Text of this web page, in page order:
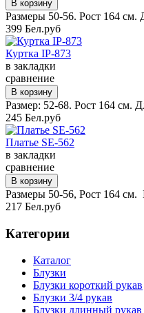
Размеры 50-56. Рост 164
399 Бел.руб
Куртка IP-873
в закладки
сравнение
Размер: 52-68. Рост 164 см.
245 Бел.руб
Платье SE-562
в закладки
сравнение
Размеры 50-56, Рост 164 см.
217 Бел.руб
Категории
Каталог
Блузки
Блузки короткий рукав
Блузки 3/4 рукав
Блузки длинный рукав